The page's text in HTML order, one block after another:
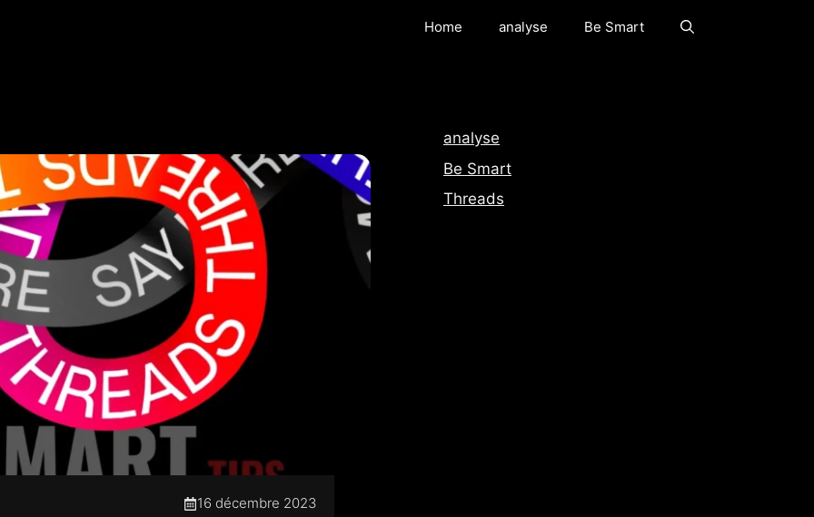
Home analyse Be Smart
16 décembre 2023
analyse
Be Smart
Threads